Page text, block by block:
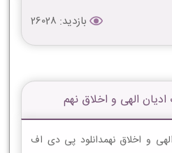
بازدید: 26028
ادیان الهى و اخلاق نهم
الهى و اخلاق نهمدانلود پی دی اف